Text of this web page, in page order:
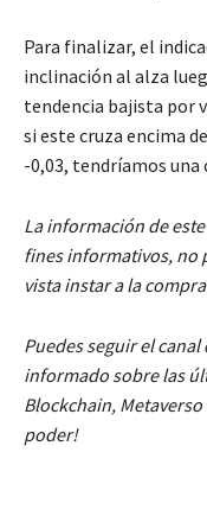
Para finalizar, el
inclinación al alza
tendencia bajista por
si este cruza encima
-0,03, tendríamos
La información de
fines informativos, no
vista instar a la
Puedes seguir el canal
informado sobre las
Blockchain,
poder!